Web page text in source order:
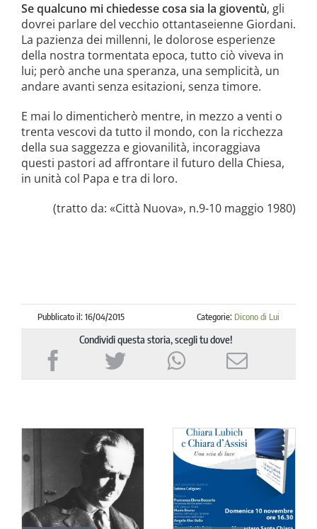
Se qualcuno mi chiedesse cosa sia la gioventù, gli
do­vrei parlare del vecchio ottantaseienne Giordani.
La pazienza dei millenni, le dolorose esperienze
della nostra tormentata epoca, tutto ciò viveva in
lui; però anche una spe­ranza, una semplicità, un
andare a­vanti senza esitazioni, senza timore.
E mai lo dimenticherò mentre, in mezzo a venti o
trenta vescovi da tut­to il mondo, con la ricchezza
della sua saggezza e giovanilità, incoraggiava
questi pastori ad affrontare il futuro della Chiesa,
in unità col Papa e tra di loro.
(tratto da: «Città Nuova», n.9-10 maggio 1980)
Pubblicato il: 16/04/2015 Categorie: Dicono di Lui
Condividi questa storia, scegli tu dove!